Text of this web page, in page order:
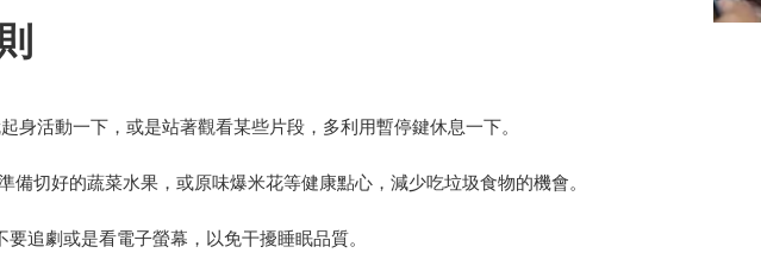
身活動一下，或是站著觀看某些片段，多利用暫停鍵休息一下。
備切好的蔬菜水果，或原味爆米花等健康點心，減少吃垃圾食物的機會。
要追劇或是看電子螢幕，以免干擾睡眠品質。